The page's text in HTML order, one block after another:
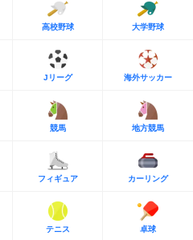
高校野球 大学野球
Jリーグ 海外サッカー
競馬 地方競馬
フィギュア カーリング
テニス 卓球